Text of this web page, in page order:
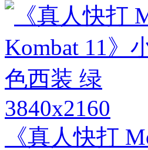
3840x2160
《真人快打